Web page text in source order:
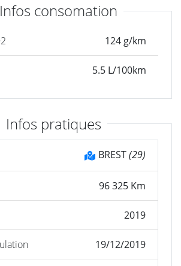
Infos consomation
124 g/km
5.5 L/100km
Infos pratiques
BREST(29)
96 325 Km
2019
19/12/2019